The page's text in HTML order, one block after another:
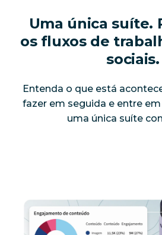
Uma única suíte.
os fluxos de
sociais.
Entenda o que está
fazer em seguida e entre
uma única suíte